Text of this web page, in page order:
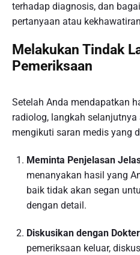
terhadap diagnosis, dan
pertanyaan atau
Melakukan Tindak
Pemeriksaan
Setelah Anda mendapatkan
radiolog, langkah
mengikuti saran medis yang
Meminta Penjelasan
menanyakan hasil yang
baik tidak akan segan
dengan detail.
Diskusikan dengan
pemeriksaan keluar,